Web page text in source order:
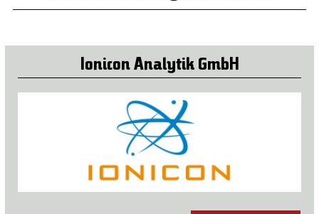
Ionicon Analytik GmbH